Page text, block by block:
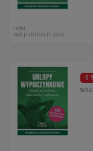
Infor
Rok publikacji: 2024
-5